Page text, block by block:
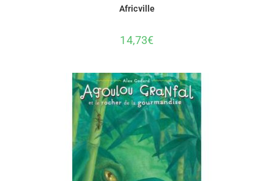
Africville
14,73€